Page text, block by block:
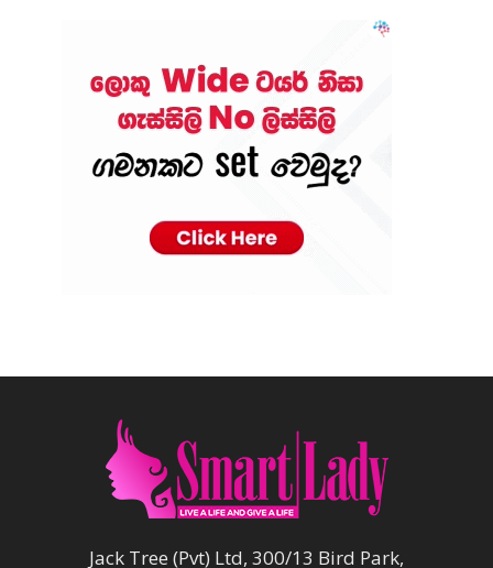
Jack Tree (Pvt) Ltd, 300/13 Bird Park,